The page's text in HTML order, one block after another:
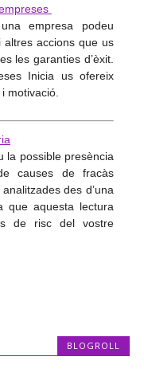
empresa podeu
altres accions que us
les garanties d’èxit.
Inicia us ofereix
motivació.
la possible presència
causes de fracàs
des d’una
que aquesta lectura
de risc del vostre
BLOGROLL